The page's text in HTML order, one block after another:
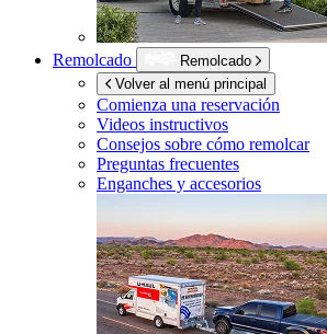
Remolcado
Remolcado
Volver al menú principal
Comienza una reservación
Videos instructivos
Consejos sobre cómo remolcar
Preguntas frecuentes
Enganches y accesorios